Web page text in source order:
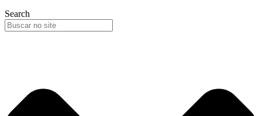
Search